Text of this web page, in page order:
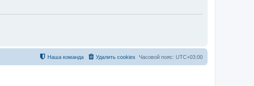
Часовой пояс: UTC+03:00
Удалить cookies
Наша команда